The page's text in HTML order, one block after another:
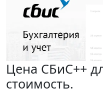
Цена СБиС++
стоимость.